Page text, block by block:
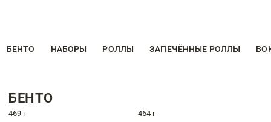
БЕНТО НАБОРЫ РОЛЛЫ ЗАПЕЧЁННЫЕ РОЛЛЫ
БЕНТО
469 г 464 г